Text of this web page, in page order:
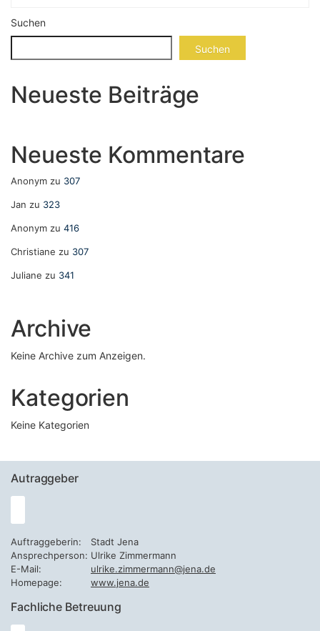
Suchen
Suchen
Neueste Beiträge
Neueste Kommentare
Anonym zu 307
Jan zu 323
Anonym zu 416
Christiane zu 307
Juliane zu 341
Archive
Keine Archive zum Anzeigen.
Kategorien
Keine Kategorien
Autraggeber
Auftraggeberin:
Stadt Jena
Ansprechperson: Ulrike Zimmermann
E-Mail:
ulrike.zimmermann@jena.de
Homepage:
www.jena.de
Fachliche Betreuung